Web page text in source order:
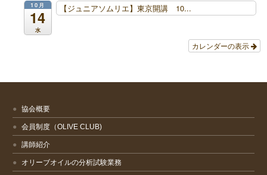
10月
14
水
【ジュニアソムリエ】東京開講 10...
カレンダーの表示
協会概要
会員制度（OLIVE CLUB)
講師紹介
オリーブオイルの分析試験業務